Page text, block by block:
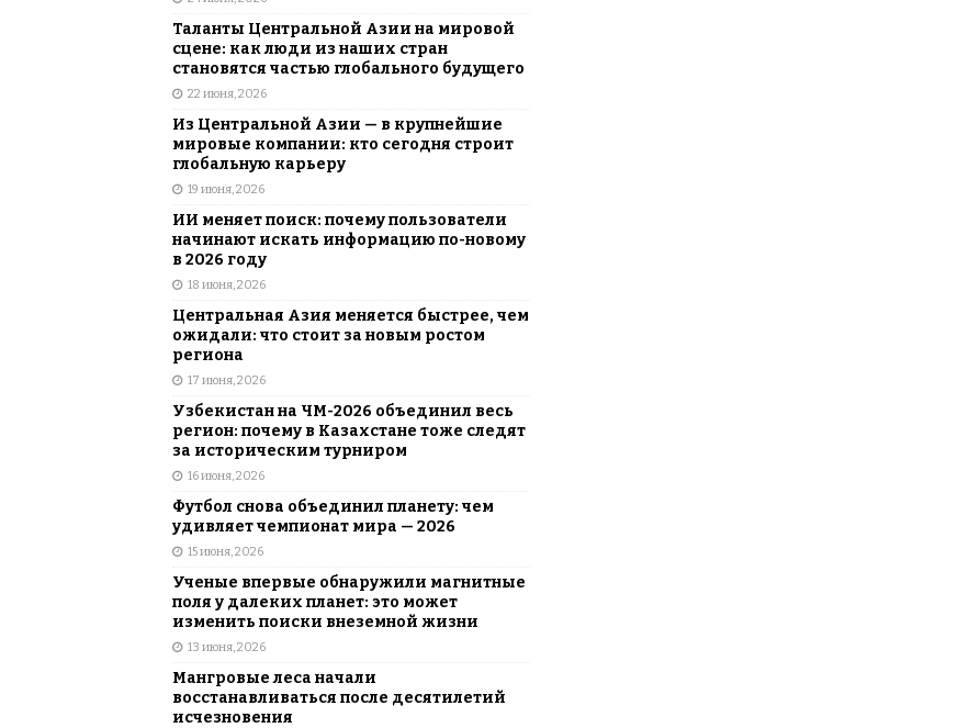
Таланты Центральной Азии на мировой
сцене: как люди из наших стран
становятся частью глобального будущего
22 июня, 2026
Из Центральной Азии — в крупнейшие
мировые компании: кто сегодня строит
глобальную карьеру
19 июня, 2026
ИИ меняет поиск: почему пользователи
начинают искать информацию по-новому
в 2026 году
18 июня, 2026
Центральная Азия меняется быстрее, чем
ожидали: что стоит за новым ростом
региона
17 июня, 2026
Узбекистан на ЧМ-2026 объединил весь
регион: почему в Казахстане тоже следят
за историческим турниром
16 июня, 2026
Футбол снова объединил планету: чем
удивляет чемпионат мира — 2026
15 июня, 2026
Ученые впервые обнаружили магнитные
поля у далеких планет: это может
изменить поиски внеземной жизни
13 июня, 2026
Мангровые леса начали
восстанавливаться после десятилетий
исчезновения